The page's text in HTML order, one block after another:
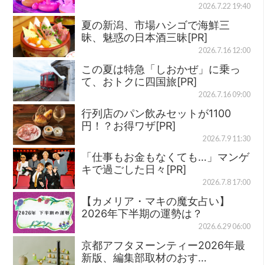
2026.7.22 19:40
夏の新潟、市場ハシゴで海鮮三
昧、魅惑の日本酒三昧[PR]
2026.7.16 12:00
この夏は特急「しおかぜ」に乗っ
て、おトクに四国旅[PR]
2026.7.16 09:00
行列店のパン飲みセットが1100
円！？お得ワザ[PR]
2026.7.9 11:30
「仕事もお金もなくても…」マンゲ
キで過ごした日々[PR]
2026.7.8 17:00
【カメリア・マキの魔女占い】
2026年下半期の運勢は？
2026.6.29 06:00
京都アフタヌーンティー2026年最
新版、編集部取材のおす…